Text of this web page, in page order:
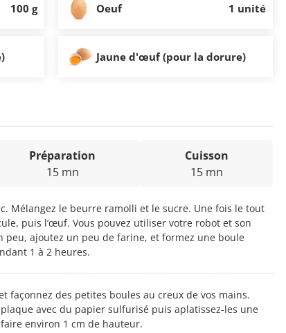
100 g Oeuf 1 unité
Jaune d'œuf (pour la dorure)
Préparation
15 mn
Cuisson
15 mn
Mélangez le beurre ramolli et le sucre. Une fois le tout
puis l’œuf. Vous pouvez utiliser votre robot et son
peu, ajoutez un peu de farine, et formez une boule
1 à 2 heures.
façonnez des petites boules au creux de vos mains.
avec du papier sulfurisé puis aplatissez-les une
environ 1 cm de hauteur.